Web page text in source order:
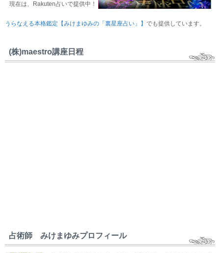
現在は、Rakuten占いで提供中！
うらなえる本格鑑定【みけまゆみの「裏星座占い」】 でも提供しています。
(株)maestro講座日程
占術師 みけまゆみプロフィール